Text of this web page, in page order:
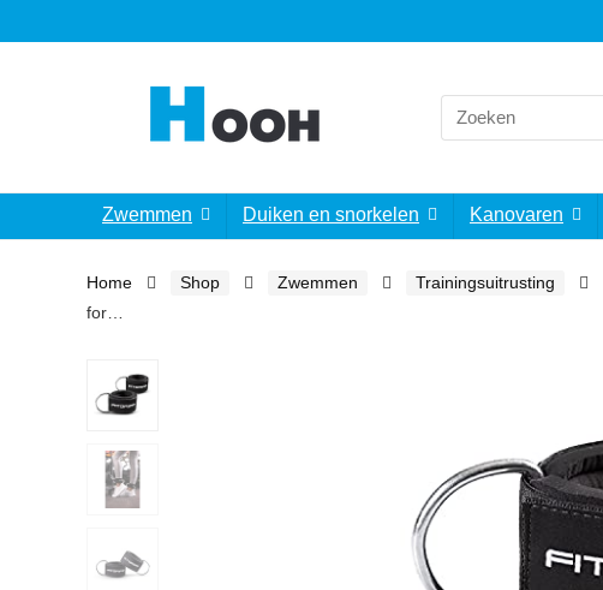
Search
for:
Zwemmen Duiken en snorkelen Kanovaren
Home Shop Zwemmen Trainingsuitrusting
for…